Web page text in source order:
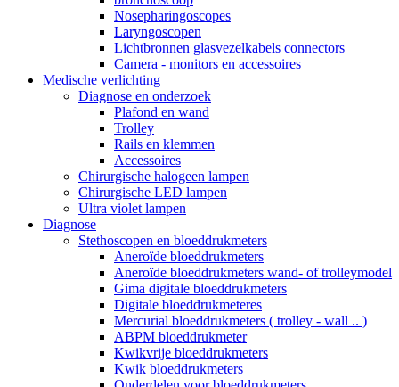
Nosepharingoscopes
Laryngoscopen
Lichtbronnen glasvezelkabels connectors
Camera - monitors en accessoires
Medische verlichting
Diagnose en onderzoek
Plafond en wand
Trolley
Rails en klemmen
Accessoires
Chirurgische halogeen lampen
Chirurgische LED lampen
Ultra violet lampen
Diagnose
Stethoscopen en bloeddrukmeters
Aneroïde bloeddrukmeters
Aneroïde bloeddrukmeters wand- of trolleymodel
Gima digitale bloeddrukmeters
Digitale bloeddrukmeteres
Mercurial bloeddrukmeters ( trolley - wall .. )
ABPM bloeddrukmeter
Kwikvrije bloeddrukmeters
Kwik bloeddrukmeters